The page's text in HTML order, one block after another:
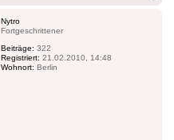
Nytro
Fortgeschrittener
Beiträge: 322
Registriert: 21.02.2010, 14:48
Wohnort: Berlin